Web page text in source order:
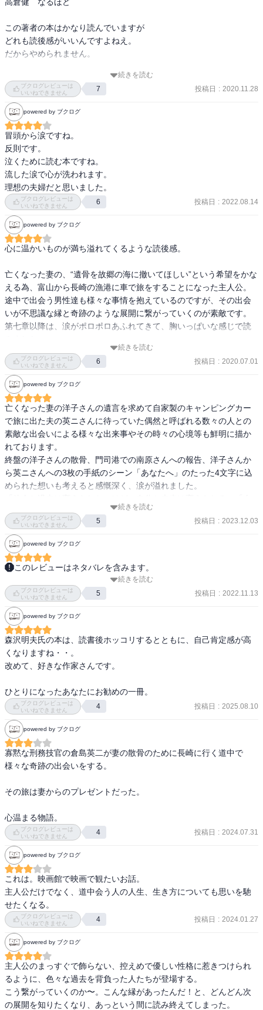
『他人と過去は変えられないけど、自分と未来は変えられる』
この著者の本はかなり読んでいますが
どれも読後感がいいんですよねえ。
だからやめられません。
知らない町も、知ってる場所も　ありましたが
風景が目に浮かびました。
登場人物がうまくクロスして静かに終わります。
パチパチパチ
≪　ひとりでも　未来と自分は　かえられる　≫
続きを読む
ブクログレビューは
いいねできません
7 投稿日 : 2020.11.28
powered by ブクログ
冒頭から涙ですね。
反則です。
泣くために読む本ですね。
流した涙で心が洗われます。
理想の夫婦だと思いました。
ブクログレビューは
いいねできません
6 投稿日 : 2022.08.14
powered by ブクログ
心に温かいものが満ち溢れてくるような読後感。
亡くなった妻の、“遺骨を故郷の海に撤いてほしい”という希望をかな
える為、富山から長崎の漁港に車で旅をすることになった主人公。
途中で出会う男性達も様々な事情を抱えているのですが、その出会
いが不思議な縁と奇跡のような展開に繋がっていくのが素敵です。
第七章以降は、涙がポロポロあふれてきて、胸いっぱいな感じで読
主人公・倉島さんの奥様・洋子さんの言葉：「他人と過去は変えら
れないけれど、自分と未来は変えられる」「人生に賞味期限はな
い」という台詞は救われた気持ちにさせてくれますね。
続きを読む
ブクログレビューは
いいねできません
6 投稿日 : 2020.07.01
powered by ブクログ
亡くなった妻の洋子さんの遺言を求めて自家製のキャンピングカー
で旅に出た夫の英ニさんに待っていた偶然と呼ばれる数々の人との
素敵な出会いによる様々な出来事やその時々の心境等も鮮明に描か
れております。
終盤の洋子さんの散骨、門司港での南原さんへの報告、洋子さんか
ら英ニさんへの3枚の手紙のシーン「あなたへ」のたった4文字に込
められた想いも考えると感慨深く、涙が溢れました。
生には賞味期限はない」
洋子さんのこの言葉が心に刻まれました。二人の夫婦愛も素敵であ
り、感動作です。
続きを読む
ブクログレビューは
いいねできません
5 投稿日 : 2023.12.03
powered by ブクログ
このレビューはネタバレを含みます。
他人と過去は変えられないけど、自分と未来は変えられる
人生には賞味期限がない
深い言葉がたくさんつまった、温かいお話でした。旅の途中で出会
う人たちとの奇跡にも感動しました。
森沢さんのお話は、登場人物がつながっていくところが魅力的です
ね。今回もあの風鈴が登場しました。
続きを読む
ブクログレビューは
いいねできません
5 投稿日 : 2022.11.13
powered by ブクログ
森沢明夫氏の本は、読書後ホッコリするとともに、自己肯定感が高
くなりますね・・。
改めて、好きな作家さんです。
ひとりになったあなたにお勧めの一冊。
ブクログレビューは
いいねできません
4 投稿日 : 2025.08.10
powered by ブクログ
寡黙な刑務技官の倉島英二が妻の散骨のために長崎に行く道中で
様々な奇跡の出会いをする。
その旅は妻からのプレゼントだった。
心温まる物語。
ブクログレビューは
いいねできません
4 投稿日 : 2024.07.31
powered by ブクログ
これは。映画館で映画で観たいお話。
主人公だけでなく、道中会う人の人生、生き方についても思いを馳
せたくなる。
ブクログレビューは
いいねできません
4 投稿日 : 2024.01.27
powered by ブクログ
主人公のまっすぐで飾らない、控えめで優しい性格に惹きつけられ
るように、色々な過去を背負った人たちが登場する。
こう繋がっていくのか〜。こんな縁があったんだ！と、どんどん次
の展開を知りたくなり、あっという間に読み終えてしまった。